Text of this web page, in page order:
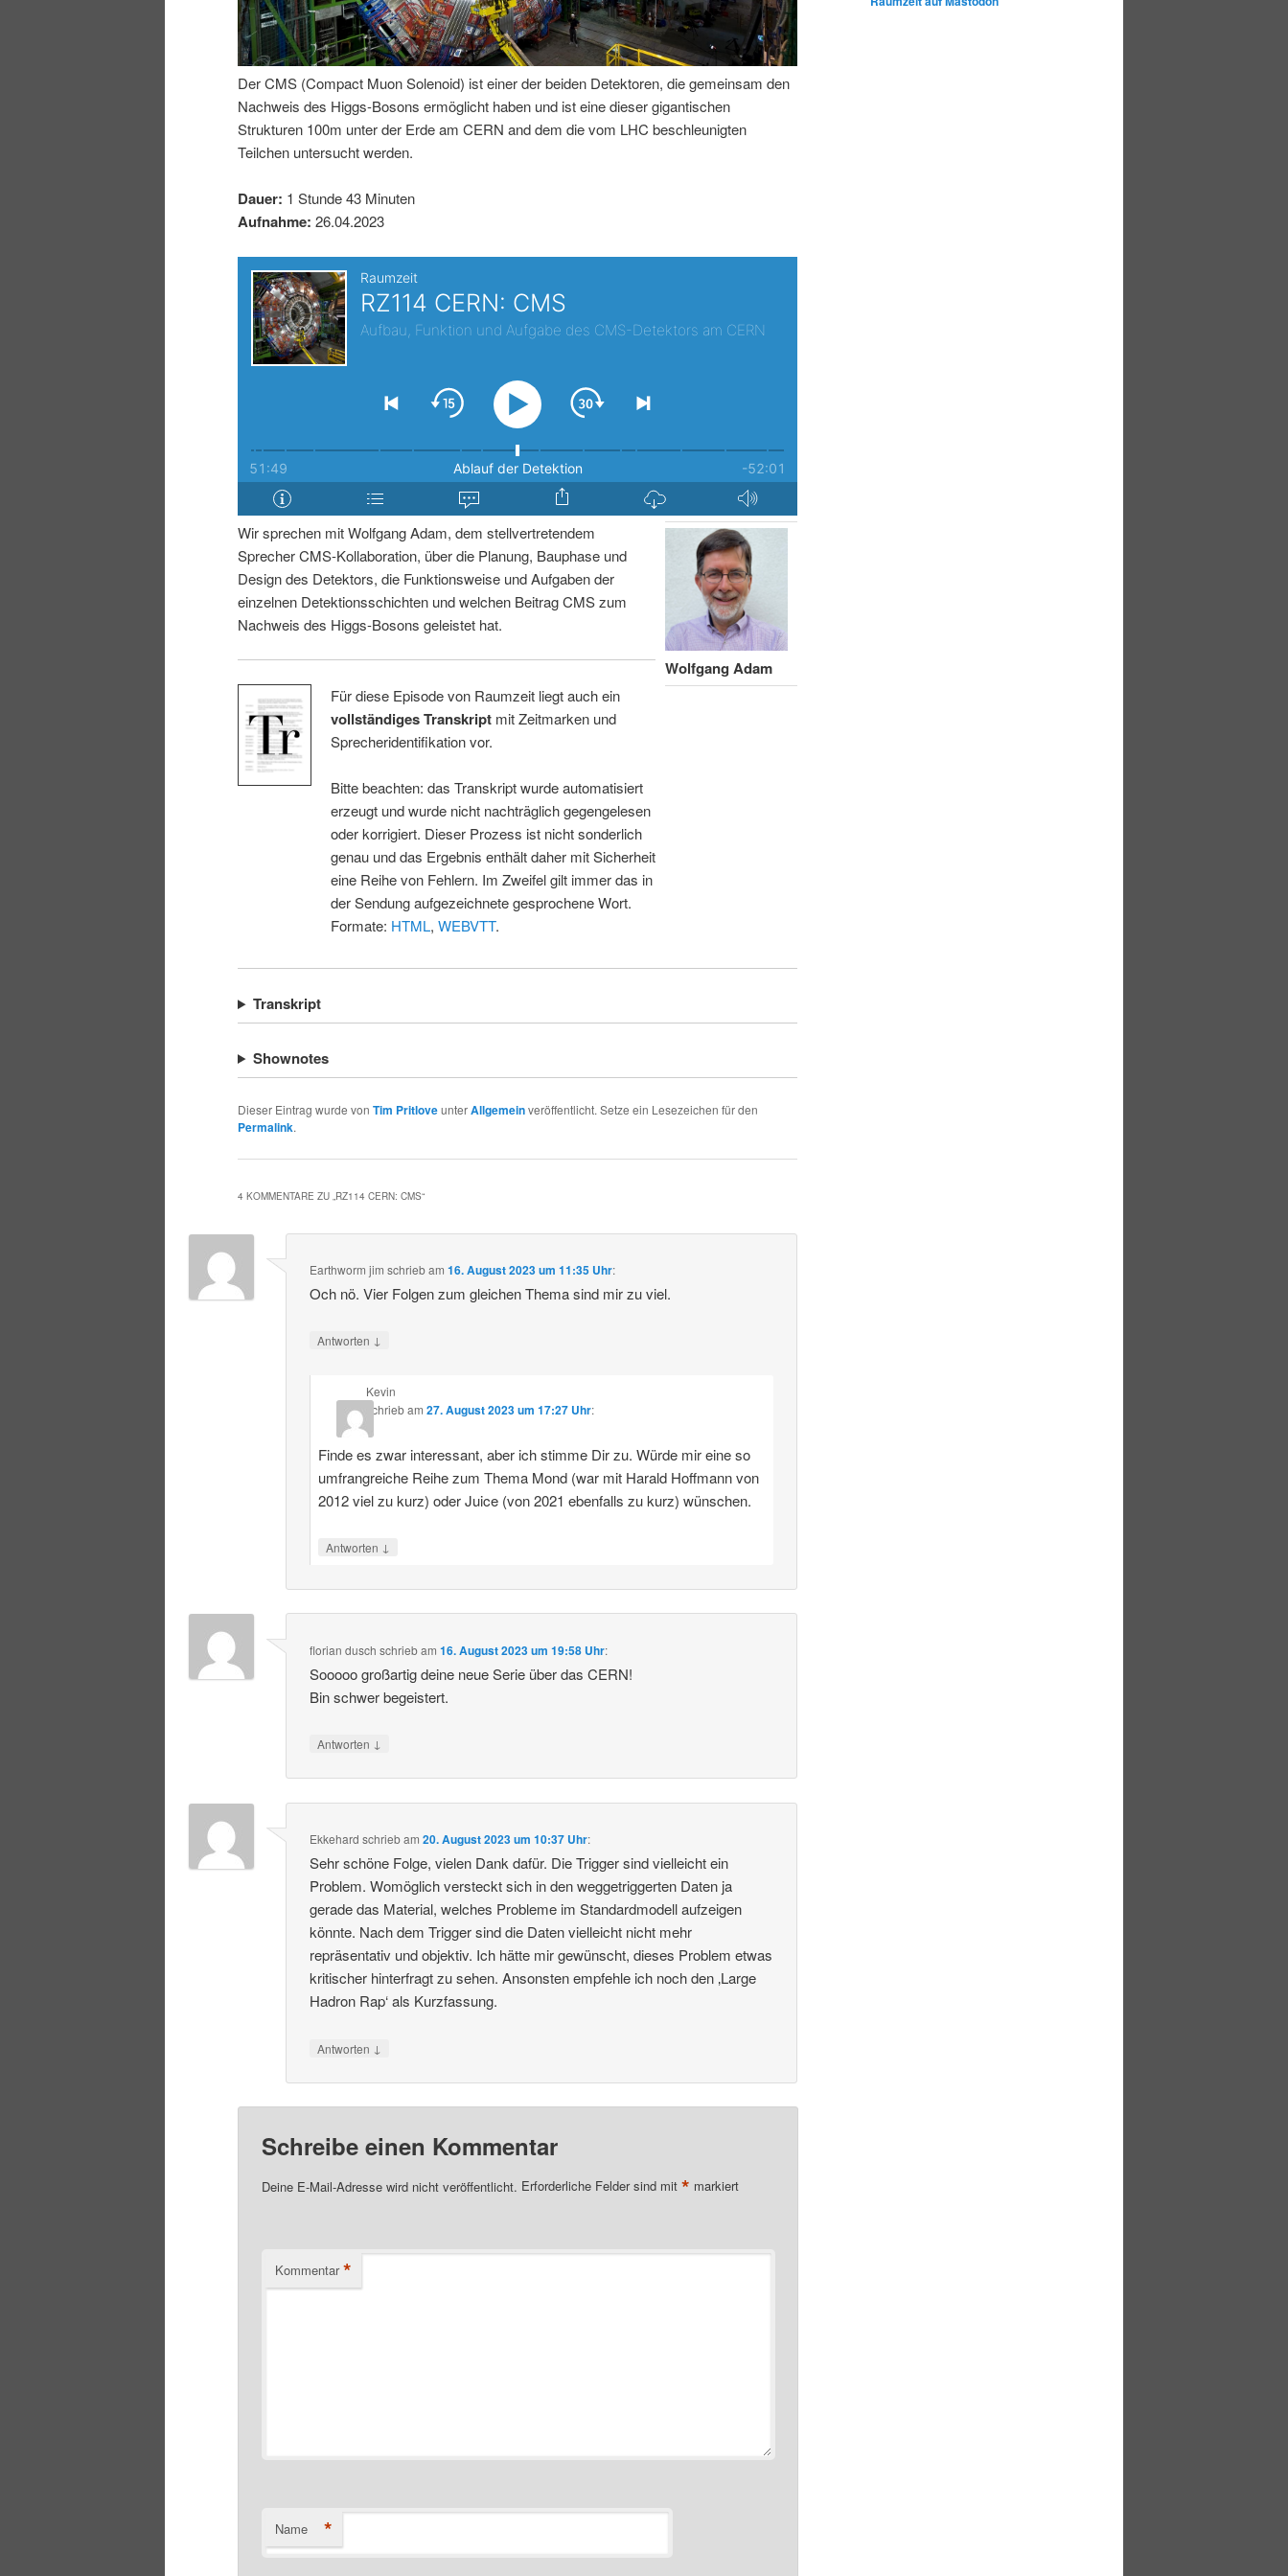
I
l
t
s
p
i
g
e
n
e
h
a
l
t
p
i
n
g
e
n
Der CMS (Compact Muon Solenoid) ist einer der beiden Detektoren, die gemeinsam den
Nachweis des Higgs-Bosons ermöglicht haben und ist eine dieser gigantischen
Strukturen 100m unter der Erde am CERN and dem die vom LHC beschleunigten
Teilchen untersucht werden.
Dauer: 1 Stunde 43 Minuten
Aufnahme: 26.04.2023
Wolfgang Adam
Wir sprechen mit Wolfgang Adam, dem stellvertretendem
Sprecher CMS-Kollaboration, über die Planung, Bauphase und
Design des Detektors, die Funktionsweise und Aufgaben der
einzelnen Detektionsschichten und welchen Beitrag CMS zum
Nachweis des Higgs-Bosons geleistet hat.
Für diese Episode von Raumzeit liegt auch ein
vollständiges Transkriptmit Zeitmarken und
Sprecheridentifikation vor.
Bitte beachten: das Transkript wurde automatisiert
erzeugt und wurde nicht nachträglich gegengelesen
oder korrigiert. Dieser Prozess ist nicht sonderlich
genau und das Ergebnis enthält daher mit Sicherheit
eine Reihe von Fehlern. Im Zweifel gilt immer das in
der Sendung aufgezeichnete gesprochene Wort.
Formate: HTML, WEBVTT.
Transkript
Shownotes
Dieser Eintrag wurde von Tim PritloveunterAllgemeinveröffentlicht. Setze ein Lesezeichen für den
Permalink.
4 KOMMENTARE ZU „ RZ114 CERN: CMS“
Earthworm jim schriebam16. August 2023 um 11:35 Uhr:
Och nö. Vier Folgen zum gleichen Thema sind mir zu viel.
Antworten ↓
Kevin
schriebam 27. August 2023 um 17:27 Uhr:
Finde es zwar interessant, aber ich stimme Dir zu. Würde mir eine so
umfrangreiche Reihe zum Thema Mond (war mit Harald Hoffmann von
2012 viel zu kurz) oder Juice (von 2021 ebenfalls zu kurz) wünschen.
Antworten ↓
florian dusch schriebam16. August 2023 um 19:58 Uhr:
Sooooo großartig deine neue Serie über das CERN!
Bin schwer begeistert.
Antworten ↓
Ekkehard schriebam20. August 2023 um 10:37 Uhr:
Sehr schöne Folge, vielen Dank dafür. Die Trigger sind vielleicht ein
Problem. Womöglich versteckt sich in den weggetriggerten Daten ja
gerade das Material, welches Probleme im Standardmodell aufzeigen
könnte. Nach dem Trigger sind die Daten vielleicht nicht mehr
repräsentativ und objektiv. Ich hätte mir gewünscht, dieses Problem etwas
kritischer hinterfragt zu sehen. Ansonsten empfehle ich noch den ‚Large
Hadron Rap‘ als Kurzfassung.
Antworten ↓
Schreibe einen Kommentar
Deine E-Mail-Adresse wird nicht veröffentlicht. Erforderliche Felder sind mit* markiert
Kommentar *
Name *